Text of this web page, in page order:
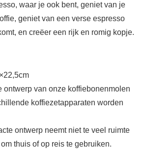
waar je ook bent, geniet van je
geniet van een verse espresso
en creëer een rijk en romig kopje.
ontwerp van onze koffiebonenmolen
koffiezetapparaten worden
ontwerp neemt niet te veel ruimte
thuis of op reis te gebruiken.